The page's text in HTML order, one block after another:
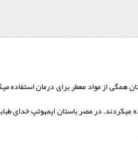
همگی از مواد معطر برای درمان
در مصر باستان ایمهوتپ خدای